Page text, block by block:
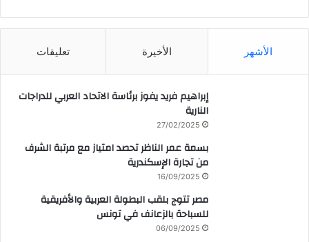
الأشهر الأخيرة تعليقات
إبراهيم فريد يفوز برئاسة الاتحاد العربي للدراجات
النارية
27/02/2025
بسمة عمر الناظر تحصد امتياز مع مرتبة الشرف
من تجارة الإسكندرية
16/09/2025
مصر تتوج بلقب البطولة العربية والأفريقية
للسباحة بالزعانف في تونس
06/09/2025